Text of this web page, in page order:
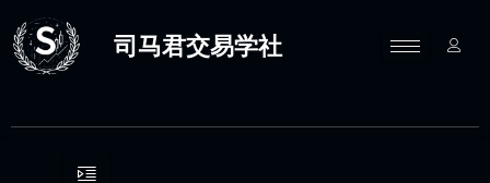
至
内
司马君交易学社